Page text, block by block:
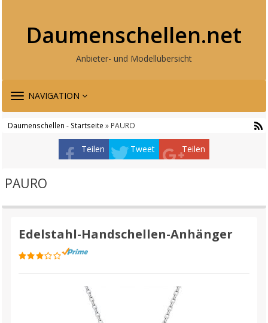
Daumenschellen.net
Anbieter- und Modellübersicht
TOGGLE
NAVIGATION
Daumenschellen - Startseite » PAURO
Teilen Tweet Teilen
PAURO
Edelstahl-Handschellen-Anhänger